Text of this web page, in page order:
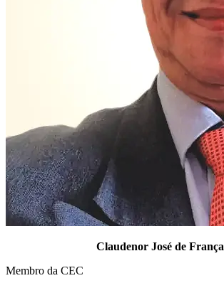
Claudenor José de França
Membro da CEC